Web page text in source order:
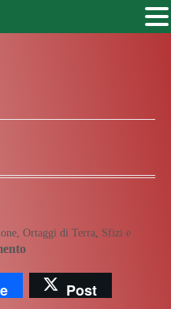
, Ortaggi di Terra, Sfizi e
Post